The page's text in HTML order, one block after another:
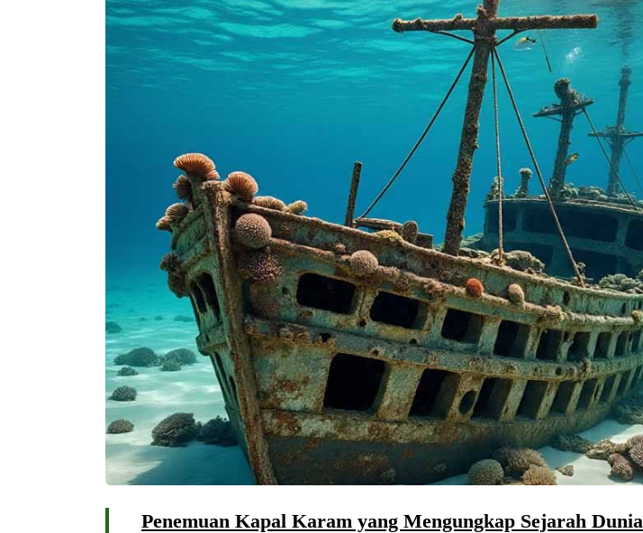
Penemuan Kapal Karam yang Mengungkap Sejarah Dunia